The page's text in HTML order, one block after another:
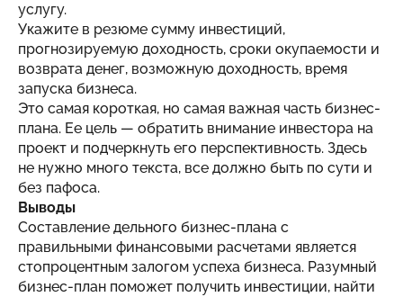
услугу.
Укажите в резюме сумму инвестиций,
прогнозируемую доходность, сроки окупаемости и
возврата денег, возможную доходность, время
запуска бизнеса.
Это самая короткая, но самая важная часть бизнес-
плана. Ее цель — обратить внимание инвестора на
проект и подчеркнуть его перспективность. Здесь
не нужно много текста, все должно быть по сути и
без пафоса.
Выводы
Составление дельного бизнес-плана с
правильными финансовыми расчетами является
стопроцентным залогом успеха бизнеса. Разумный
бизнес-план поможет получить инвестиции, найти